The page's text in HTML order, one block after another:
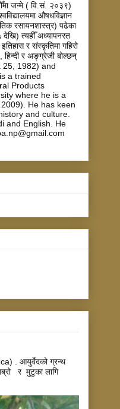
जन्मे ( वि.सं. २०३९)
औषधविज्ञान
रसायनशास्त्र) पढेका
त्यहीँ अध्यापनरत
र संस्कृतिमा गहिरो
हिन्दी र अङ्ग्रेजी बोल्छन्
25, 1982) and
a trained
Products
where he is a
He has keen
and culture.
and English. He
. आयुर्वेदको ग्रन्थ
र मुटुका लागि